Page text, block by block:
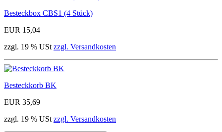
Besteckbox CBS1 (4 Stück)
EUR 15,04
zzgl. 19 % USt zzgl. Versandkosten
Besteckkorb BK
EUR 35,69
zzgl. 19 % USt zzgl. Versandkosten